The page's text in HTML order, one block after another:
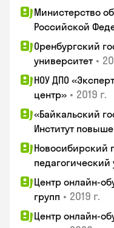
Министерство
Российской
Оренбургский
университет •
НОУ ДПО
центр» • 2019 г.
«Байкальский
Институт
Новосибирский
педагогический
Центр онлайн-
групп • 2019 г.
Центр онлайн-